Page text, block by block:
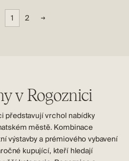
1 2
v Rogoznici
představují vrchol nabídky
městě. Kombinace
výstavby a prémiového vybavení
kupující, kteří hledají